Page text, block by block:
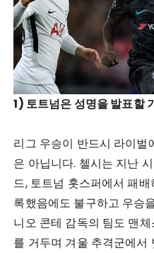
1) 토트넘은 성명을 발표할
리그 우승이 반드시 라이벌
은 아닙니다. 첼시는 지난
드, 토트넘 홋스퍼에서 패
록했음에도 불구하고 우승
니오 콘테 감독의 팀도 맨
를 거두며 겨울 추격군에서